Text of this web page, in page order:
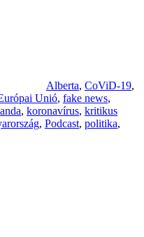
Alberta, CoViD-19,
Unió, fake news,
, koronavírus, kritikus
, Podcast, politika,